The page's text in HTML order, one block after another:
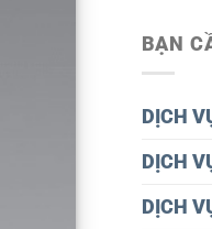
BẠN
DỊCH
DỊCH
DỊCH